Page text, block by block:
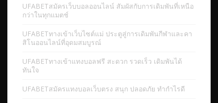
UFABETสมัครเว็บบอลออนไลน์ สัมผัสกับการเดิมพันที่เหนือ
กว่าในทุกแมตช์
UFABETทางเข้าเว็บไซต์แม่ ประตูสู่การเดิมพันกีฬาและคา
สิโนออนไลน์ที่อุดมสมบูรณ์
UFABETทางเข้าแทงบอลฟรี สะดวก รวดเร็ว เดิมพันได้
ทันใจ
UFABETสมัครแทงบอลเว็บตรง สนุก ปลอดภัย ทำกำไรดี